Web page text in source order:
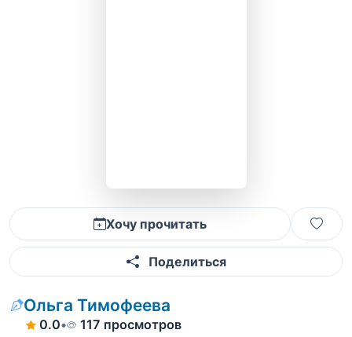
Хочу прочитать
Поделиться
Ольга Тимофеева
0.0• 117 просмотров